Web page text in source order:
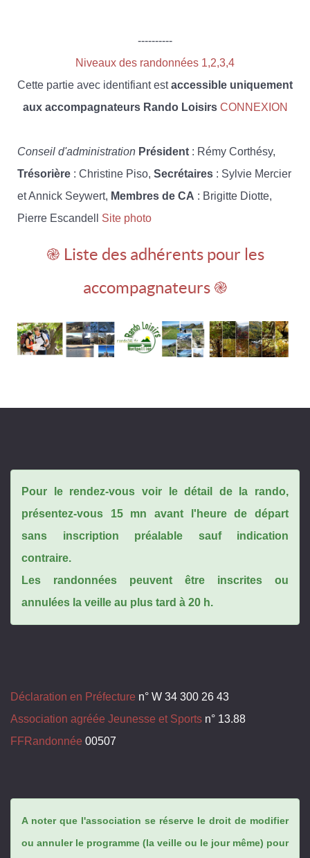
----------
Niveaux des randonnées 1,2,3,4
Cette partie avec identifiant estaccessible uniquement
aux accompagnateurs Rando Loisirs CONNEXION
Conseil d'administration Président : Rémy Corthésy,
Trésorière : Christine Piso, Secrétaires : Sylvie Mercier
et Annick Seywert, Membres de CA : Brigitte Diotte,
Pierre Escandell Site photo
֎ Liste des adhérents pour les
accompagnateurs ֎
Pour le rendez-vous voir le détail de la rando,
présentez-vous 15 mn avant l'heure de départ
sans inscription préalable sauf indication
contraire.
Les randonnées peuvent être inscrites ou
annulées la veille au plus tard à 20 h.
Déclaration en Préfecture n° W 34 300 26 43
Association agréée Jeunesse et Sports n° 13.88
FFRandonnée 00507
A noter que l'association se réserve le droit de modifier
ou annuler le programme (la veille ou le jour même) pour